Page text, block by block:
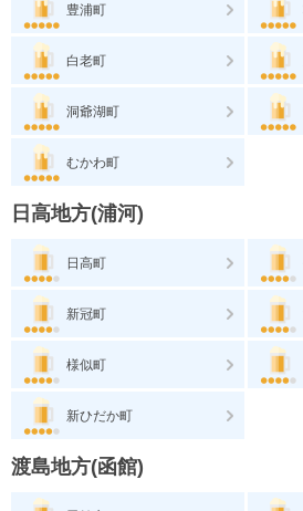
豊浦町
白老町
洞爺湖町
むかわ町
日高地方(浦河)
日高町
新冠町
様似町
新ひだか町
渡島地方(函館)